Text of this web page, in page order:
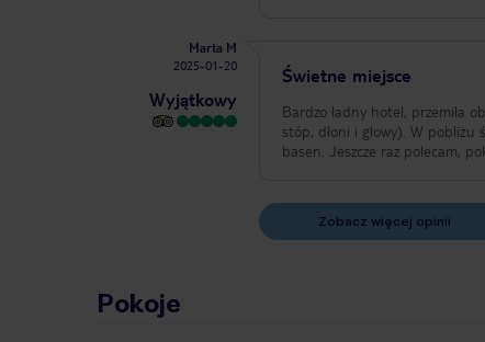
Marta M
2025-01-20
Wyjątkowy
Świetne miejsce
Bardzo ładny hotel, przemiła
stóp, dłoni i głowy). W pobliżu świetna śniadaniownia.
basen. Jeszcze raz
Zobacz więcej opinii
Pokoje